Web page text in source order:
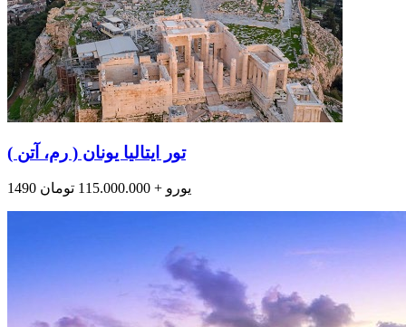
تور ایتالیا یونان ( رم، آتن )
1490 یورو + 115.000.000 تومان